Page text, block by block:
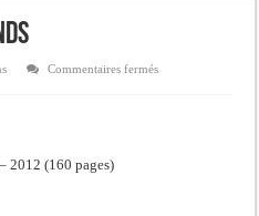
Commentaires ferméssur
2012 (160 pages)